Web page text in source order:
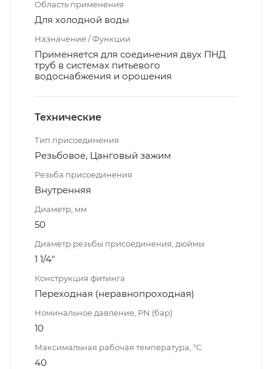
Область применения
Для холодной воды
Назначение / Функции
Применяется для соединения двух ПНД
труб в системах питьевого
водоснабжения и орошения
Технические
Тип присоединения
Резьбовое, Цанговый зажим
Резьба присоединения
Внутренняя
Диаметр, мм
50
Диаметр резьбы присоединения, дюймы
1 1/4"
Конструкция фитинга
Переходная (неравнопроходная)
Номинальное давление, PN (бар)
10
Максимальная рабочая температура, °С
40